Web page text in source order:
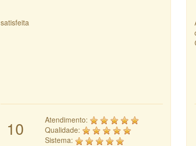
satisfeita
10
Atendimento:
Qualidade:
Sistema: